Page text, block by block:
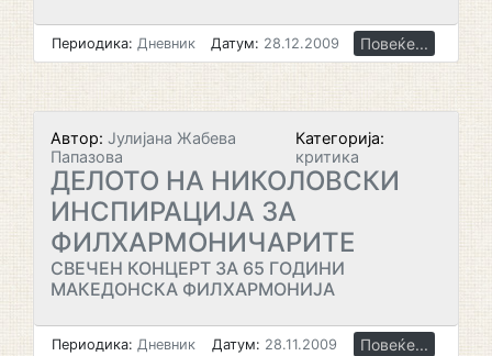
Периодика: Дневник Датум: 28.12.2009 Повеќе...
Автор: Јулијана Жабева
Папазова
Категорија:
критика
ДЕЛОТО НА НИКОЛОВСКИ
ИНСПИРАЦИЈА ЗА
ФИЛХАРМОНИЧАРИТЕ
СВЕЧЕН КОНЦЕРТ ЗА 65 ГОДИНИ
МАКЕДОНСКА ФИЛХАРМОНИЈА
Периодика: Дневник Датум: 28.11.2009 Повеќе...